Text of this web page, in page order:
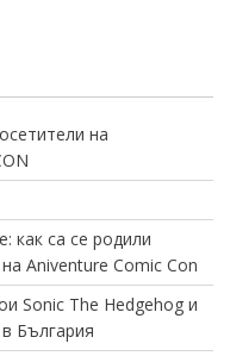
на
как са се родили
Aniventure Comic Con
Sonic The Hedgehog и
България